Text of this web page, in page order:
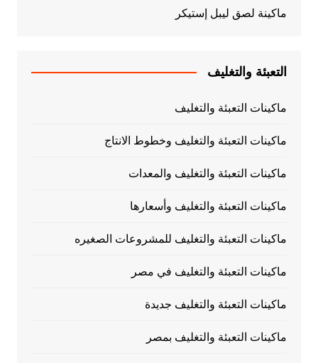
ماكينة لصق ليبل إستيكر
التعبئة والتغليف
ماكينات التعبئة والتغليف
ماكينات التعبئة والتغليف وخطوط الانتاج
ماكينات التعبئة والتغليف والمعدات
ماكينات التعبئة والتغليف وأسعارها
ماكينات التعبئة والتغليف للمشروعات الصغيره
ماكينات التعبئة والتغليف في مصر
ماكينات التعبئة والتغليف جديدة
ماكينات التعبئة والتغليف بمصر